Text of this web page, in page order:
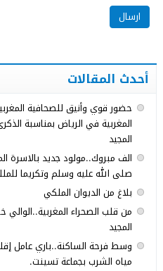
أحدث المقالات
حضور قوي وأنيق للصحافية
المغربية في الرياض بمناسبة
المجيد
الف مبروك..مولود جديد بالاسرة
صلى الله عليه وسلم وتكريما
بلاغ من الديوان الملكي
من قلب الصحراء
المجيد
وسط فرحة الساكنة..باري عامل
مياه الشرب بجماعة تسينت.